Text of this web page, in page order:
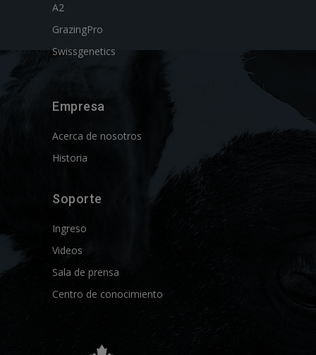
A2
GrazingPro
Swissgenetics
Empresa
Acerca de nosotros
Historia
Soporte
Ingreso
Videos
Sala de prensa
Centro de conocimiento